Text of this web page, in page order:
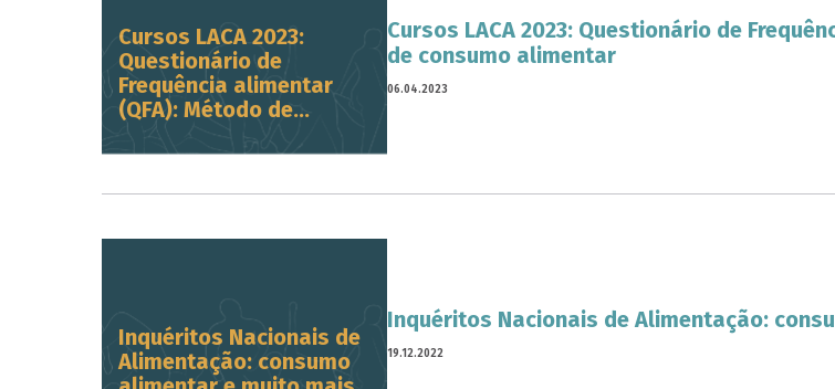
Cursos LACA 2023:
Questionário de
Frequência alimentar
(QFA): Método de...
Cursos LACA 2023: Questionário de
de consumo alimentar
06.04.2023
Inquéritos Nacionais de
Alimentação: consumo
Inquéritos Nacionais de Alimentação:
19.12.2022